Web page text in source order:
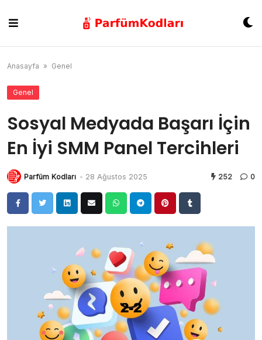
content
Anasayfa » Genel
Genel
Sosyal Medyada Başarı İçin
En İyi SMM Panel Tercihleri
Parfüm Kodları - 28 Ağustos 2025 252 0